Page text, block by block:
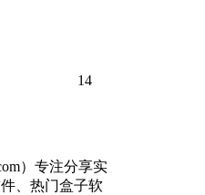
14
）专注分享实
、热门盒子软